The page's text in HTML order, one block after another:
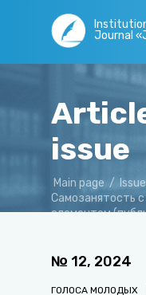
Journal
issue
Main page /
Самозанятость
элементом
№ 12, 2024
ГОЛОСА МОЛОДЫХ